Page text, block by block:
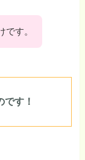
す。
す！